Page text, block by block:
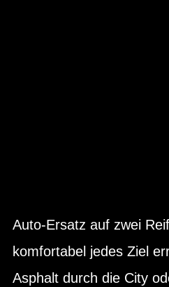
Auto-Ersatz auf zwei
komfortabel jedes Ziel
Asphalt durch die City